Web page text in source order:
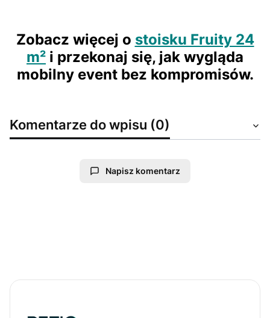
Zobacz więcej o stoisku Fruity 24
m² i przekonaj się, jak wygląda
mobilny event bez kompromisów.
Komentarze do wpisu (0)
Napisz komentarz